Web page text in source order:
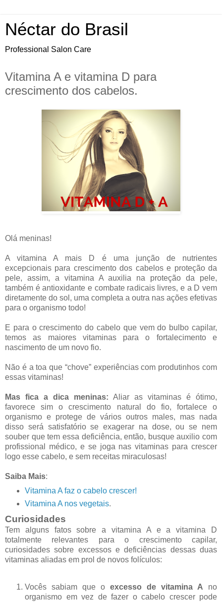
Néctar do Brasil
Professional Salon Care
Vitamina A e vitamina D para
crescimento dos cabelos.
Olá meninas!
A vitamina A mais D é uma junção de nutrientes
excepcionais para crescimento dos cabelos e proteção da
pele, assim, a vitamina A auxilia na proteção da pele,
também é antioxidante e combate radicais livres, e a D vem
diretamente do sol, uma completa a outra nas ações efetivas
para o organismo todo!
E para o crescimento do cabelo que vem do bulbo capilar,
temos as maiores vitaminas para o fortalecimento e
nascimento de um novo fio.
Não é a toa que “chove” experiências com produtinhos com
essas vitaminas!
Mas fica a dica meninas: Aliar as vitaminas é ótimo,
favorece sim o crescimento natural do fio, fortalece o
organismo e protege de vários outros males, mas nada
disso será satisfatório se exagerar na dose, ou se nem
souber que tem essa deficiência, então, busque auxilio com
profissional médico, e se joga nas vitaminas para crescer
logo esse cabelo, e sem receitas miraculosas!
Saiba Mais:
Vitamina A faz o cabelo crescer!
Vitamina A nos vegetais.
Curiosidades
Tem alguns fatos sobre a vitamina A e a vitamina D
totalmente relevantes para o crescimento capilar,
curiosidades sobre excessos e deficiências dessas duas
vitaminas aliadas em prol de novos folículos:
Vocês sabiam que o excesso de vitamina A no
organismo em vez de fazer o cabelo crescer pode